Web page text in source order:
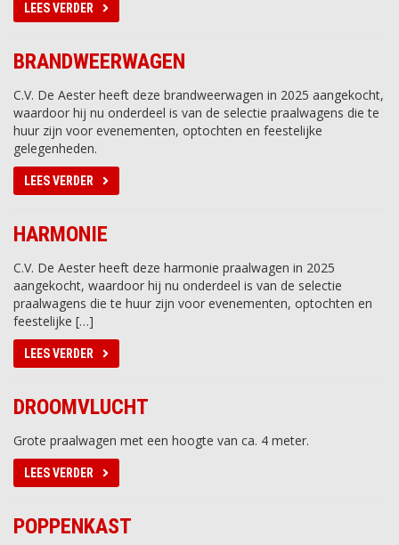
LEES VERDER
BRANDWEERWAGEN
C.V. De Aester heeft deze brandweerwagen in 2025 aangekocht,
waardoor hij nu onderdeel is van de selectie praalwagens die te
huur zijn voor evenementen, optochten en feestelijke
gelegenheden.
LEES VERDER
HARMONIE
C.V. De Aester heeft deze harmonie praalwagen in 2025
aangekocht, waardoor hij nu onderdeel is van de selectie
praalwagens die te huur zijn voor evenementen, optochten en
feestelijke […]
LEES VERDER
DROOMVLUCHT
Grote praalwagen met een hoogte van ca. 4 meter.
LEES VERDER
POPPENKAST